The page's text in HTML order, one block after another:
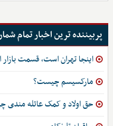
پربیننده ترین اخبار تمام
اینجا تهران است، قسمت
مارکسیسم چیست؟
حق اولاد و کمک عائله مندی